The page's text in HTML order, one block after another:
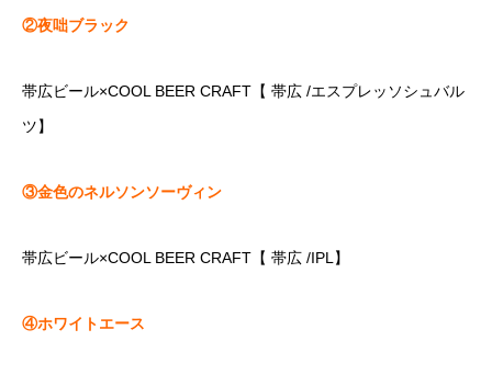
②夜咄ブラック
帯広ビール×COOL BEER CRAFT【 帯広 /エスプレッソシュバル
ツ】
③金色のネルソンソーヴィン
帯広ビール×COOL BEER CRAFT【 帯広 /IPL】
④ホワイトエース